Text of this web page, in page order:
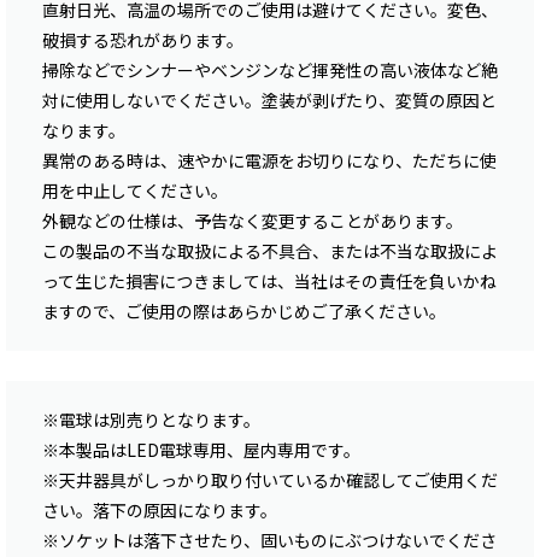
直射日光、高温の場所でのご使用は避けてください。変色、
破損する恐れがあります。
掃除などでシンナーやベンジンなど揮発性の高い液体など絶
対に使用しないでください。塗装が剥げたり、変質の原因と
なります。
異常のある時は、速やかに電源をお切りになり、ただちに使
用を中止してください。
外観などの仕様は、予告なく変更することがあります。
この製品の不当な取扱による不具合、または不当な取扱によ
って生じた損害につきましては、当社はその責任を負いかね
ますので、ご使用の際はあらかじめご了承ください。
※電球は別売りとなります。
※本製品はLED電球専用、屋内専用です。
※天井器具がしっかり取り付いているか確認してご使用くだ
さい。落下の原因になります。
※ソケットは落下させたり、固いものにぶつけないでくださ